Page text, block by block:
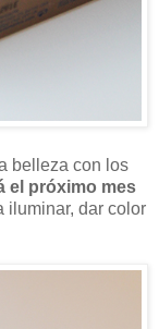
belleza con los
el próximo mes
iluminar, dar color